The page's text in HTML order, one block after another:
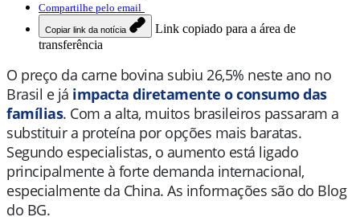
Compartilhe pelo email
Copiar link da notícia
Link copiado para a área de
transferência
O preço da carne bovina subiu 26,5% neste ano no
Brasil e já impacta diretamente o consumo das
famílias. Com a alta, muitos brasileiros passaram a
substituir a proteína por opções mais baratas.
Segundo especialistas, o aumento está ligado
principalmente à forte demanda internacional,
especialmente da China. As informações são do Blog
do BG.